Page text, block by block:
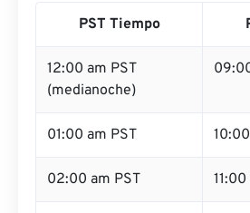
PST Tiempo
12:00 am PST
(medianoche)
01:00 am PST
02:00 am PST